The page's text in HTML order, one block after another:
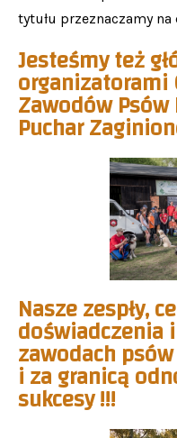
tytułu przeznaczamy
Jesteśmy też
Zawodów
Puchar
Nasze zespły,
doświadczenia
zawodach
i za granicą
sukcesy !!!